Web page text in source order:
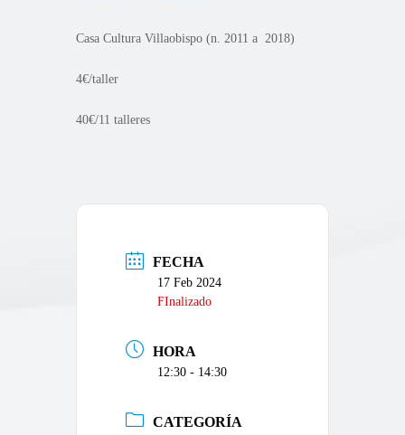
Casa Cultura Villaobispo (n. 2011 a 2018)
4€/taller
40€/11 talleres
FECHA
17 Feb 2024
FInalizado
HORA
12:30 - 14:30
CATEGORÍA